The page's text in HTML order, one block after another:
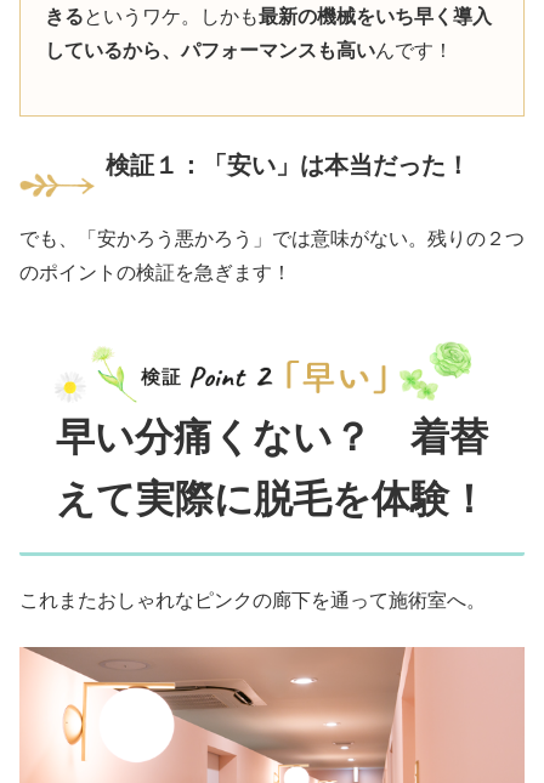
きるというワケ。しかも最新の機械をいち早く導入
しているから、パフォーマンスも高いんです！
検証１：「安い」は本当だった！
でも、「安かろう悪かろう」では意味がない。残りの２つ
のポイントの検証を急ぎます！
早い分痛くない？ 着替
えて実際に脱毛を体験！
これまたおしゃれなピンクの廊下を通って施術室へ。